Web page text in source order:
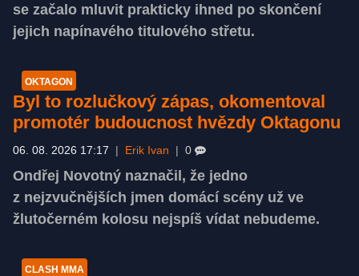
se začalo mluvit prakticky ihned po skončení
jejich napínavého titulového střetu.
OKTAGON
Byl to rozlučkový zápas, okomentoval
promotér budoucnost hvězdy Oktagonu
06. 08. 2026 17:17 Erik Ivan 0
Ondřej Novotný naznačil, že jedno
z nejzvučnějších jmen domácí scény už ve
žlutočerném kolosu nejspíš vídat nebudeme.
CLASH MMA